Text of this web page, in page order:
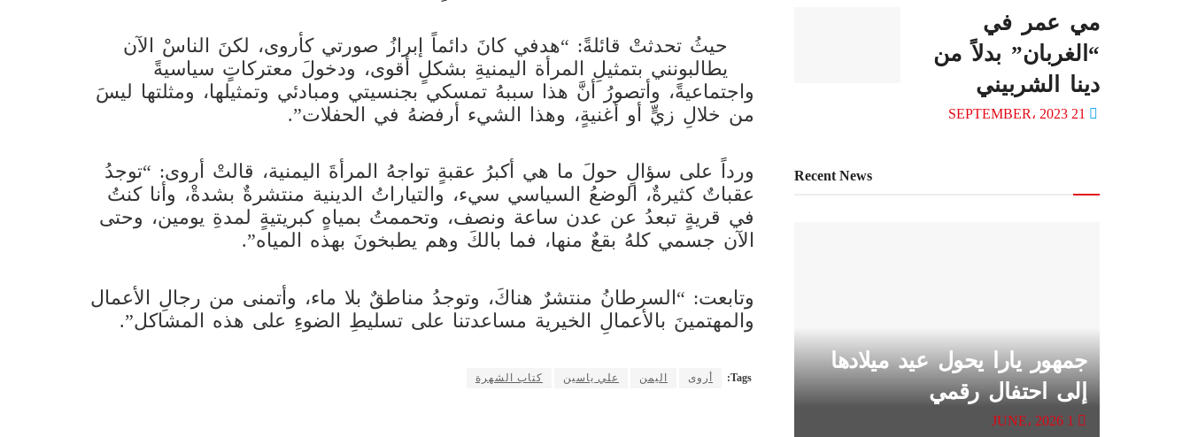
حيثُ تحدثتْ قائلةً: “هدفي كانَ دائماً إبرازُ صورتي كأروى، لكنَ الناسْ الآن
يطالبونني بتمثيلِ المرأة اليمنيةِ بشكلٍ أقوى، ودخولَ معتركاتٍ سياسيةً
واجتماعيةً، وأتصورُ أنَّ هذا سببهُ تمسكي بجنسيتي ومبادئي وتمثيلها، ومثلتها ليسَ
من خلالِ زيٍّ أو أغنيةٍ، وهذا الشيء أرفضهُ في الحفلات”.
ورداً على سؤالٍ حولَ ما هي أكبرُ عقبةٍ تواجهُ المرأةَ اليمنية، قالتْ أروى: “توجدُ
عقباتٌ كثيرةٌ، الوضعُ السياسي سيء، والتياراتُ الدينية منتشرةٌ بشدةْ، وأنا كنتُ
في قريةٍ تبعدُ عن عدن ساعة ونصف، وتحممتُ بمياهٍ كبريتيةٍ لمدةِ يومين، وحتى
الآن جسمي كلهُ بقعٌ منها، فما بالكَ وهم يطبخونَ بهذه المياه”.
وتابعت: “السرطانُ منتشرٌ هناكَ، وتوجدُ مناطقٌ بلا ماء، وأتمنى من رجالِ الأعمال
والمهتمينَ بالأعمالِ الخيرية مساعدتنا على تسليطِ الضوءِ على هذه المشاكل”.
Tags: أروى اليمن علي ياسين كتاب الشهرة
مي عمر في
“الغربان” بدلاً من
دينا الشربيني
Recent News
جمهور يارا يحول عيد ميلادها
إلى احتفال رقمي